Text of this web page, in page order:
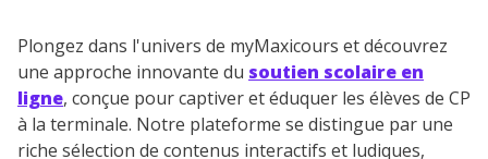
Plongez dans l'univers de myMaxicours et découvrez
une approche innovante du soutien scolaire en
ligne, conçue pour captiver et éduquer les élèves de CP
à la terminale. Notre plateforme se distingue par une
riche sélection de contenus interactifs et ludiques,